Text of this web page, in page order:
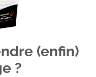
1
(enfin)
?